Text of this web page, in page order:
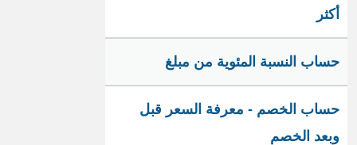
أكثر
حساب النسبة المئوية من مبلغ
حساب الخصم - معرفة السعر قبل
وبعد الخصم